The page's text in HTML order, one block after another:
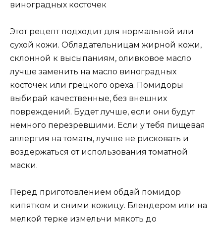
виноградных косточек
Этот рецепт подходит для нормальной или
сухой кожи. Обладательницам жирной кожи,
склонной к высыпаниям, оливковое масло
лучше заменить на масло виноградных
косточек или грецкого ореха. Помидоры
выбирай качественные, без внешних
повреждений. Будет лучше, если они будут
немного перезревшими. Если у тебя пищевая
аллергия на томаты, лучше не рисковать и
воздержаться от использования томатной
маски.
Перед приготовлением обдай помидор
кипятком и сними кожицу. Блендером или на
мелкой терке измельчи мякоть до